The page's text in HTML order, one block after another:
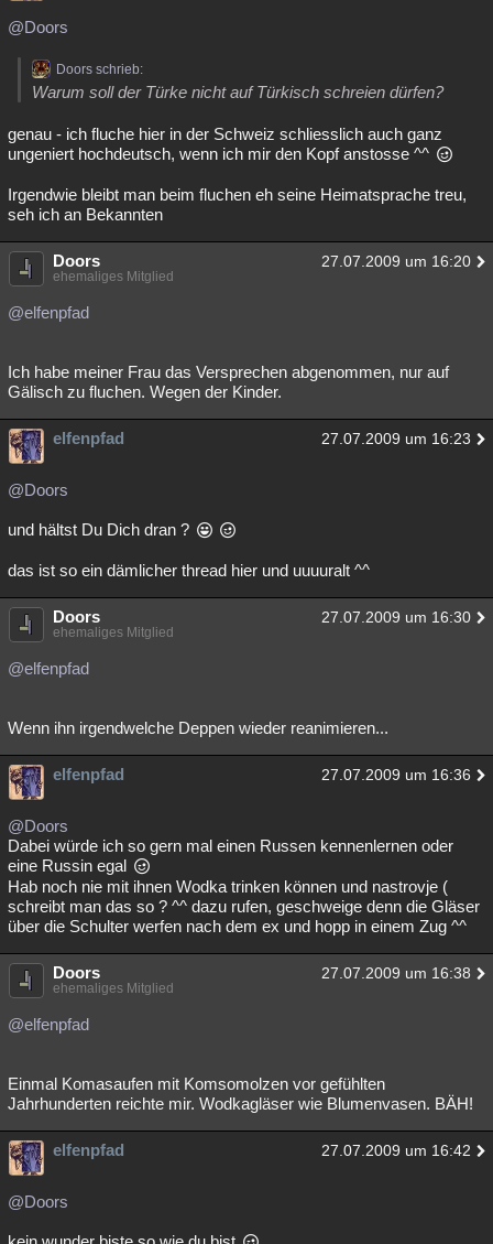
@Doors
Doors schrieb:
Warum soll der Türke nicht auf Türkisch schreien dürfen?
genau - ich fluche hier in der Schweiz schliesslich auch ganz
ungeniert hochdeutsch, wenn ich mir den Kopf anstosse ^^
Irgendwie bleibt man beim fluchen eh seine Heimatsprache treu,
seh ich an Bekannten
Doors 27.07.2009 um 16:20
ehemaliges Mitglied
@elfenpfad
Ich habe meiner Frau das Versprechen abgenommen, nur auf
Gälisch zu fluchen. Wegen der Kinder.
elfenpfad 27.07.2009 um 16:23
@Doors
und hältst Du Dich dran ?
das ist so ein dämlicher thread hier und uuuuralt ^^
Doors 27.07.2009 um 16:30
ehemaliges Mitglied
@elfenpfad
Wenn ihn irgendwelche Deppen wieder reanimieren...
elfenpfad 27.07.2009 um 16:36
@Doors
Dabei würde ich so gern mal einen Russen kennenlernen oder
eine Russin egal
Hab noch nie mit ihnen Wodka trinken können und nastrovje (
schreibt man das so ? ^^ dazu rufen, geschweige denn die Gläser
über die Schulter werfen nach dem ex und hopp in einem Zug ^^
Doors 27.07.2009 um 16:38
ehemaliges Mitglied
@elfenpfad
Einmal Komasaufen mit Komsomolzen vor gefühlten
Jahrhunderten reichte mir. Wodkagläser wie Blumenvasen. BÄH!
elfenpfad 27.07.2009 um 16:42
@Doors